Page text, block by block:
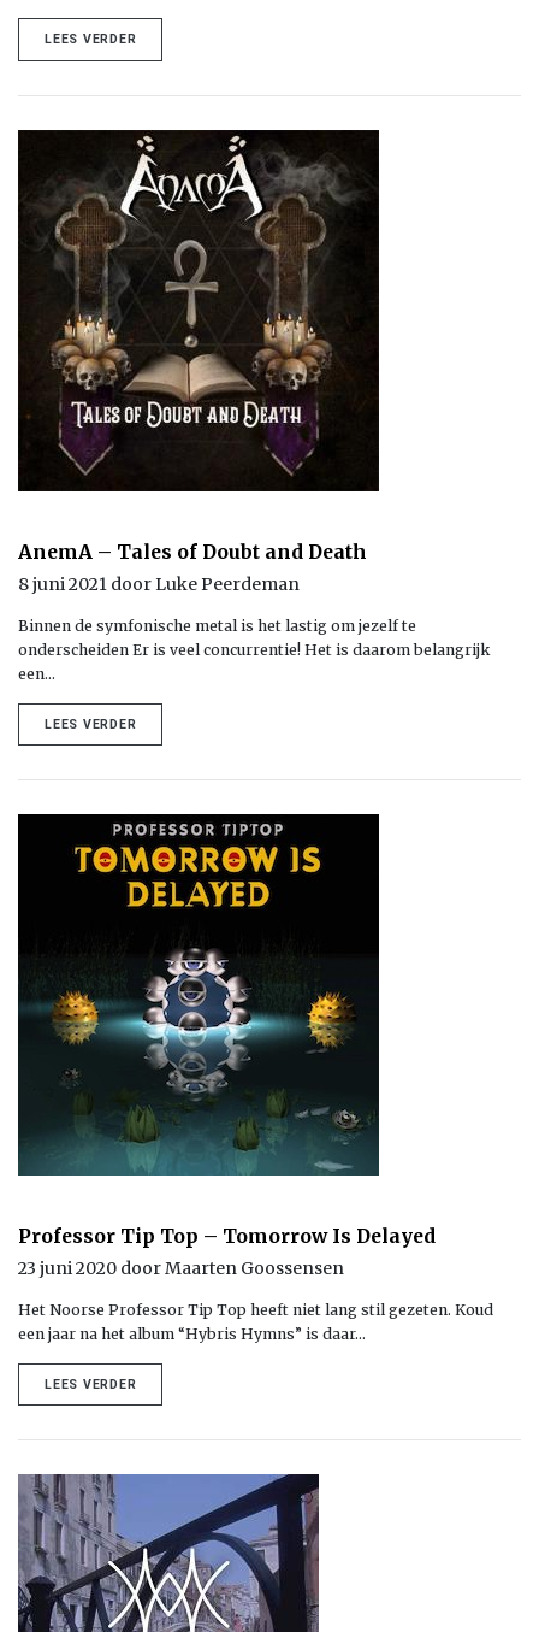
LEES VERDER
AnemA – Tales of Doubt and Death
8 juni 2021 door Luke Peerdeman
Binnen de symfonische metal is het lastig om jezelf te
onderscheiden Er is veel concurrentie! Het is daarom belangrijk
een…
LEES VERDER
Professor Tip Top – Tomorrow Is Delayed
23 juni 2020 door Maarten Goossensen
Het Noorse Professor Tip Top heeft niet lang stil gezeten. Koud
een jaar na het album “Hybris Hymns” is daar…
LEES VERDER